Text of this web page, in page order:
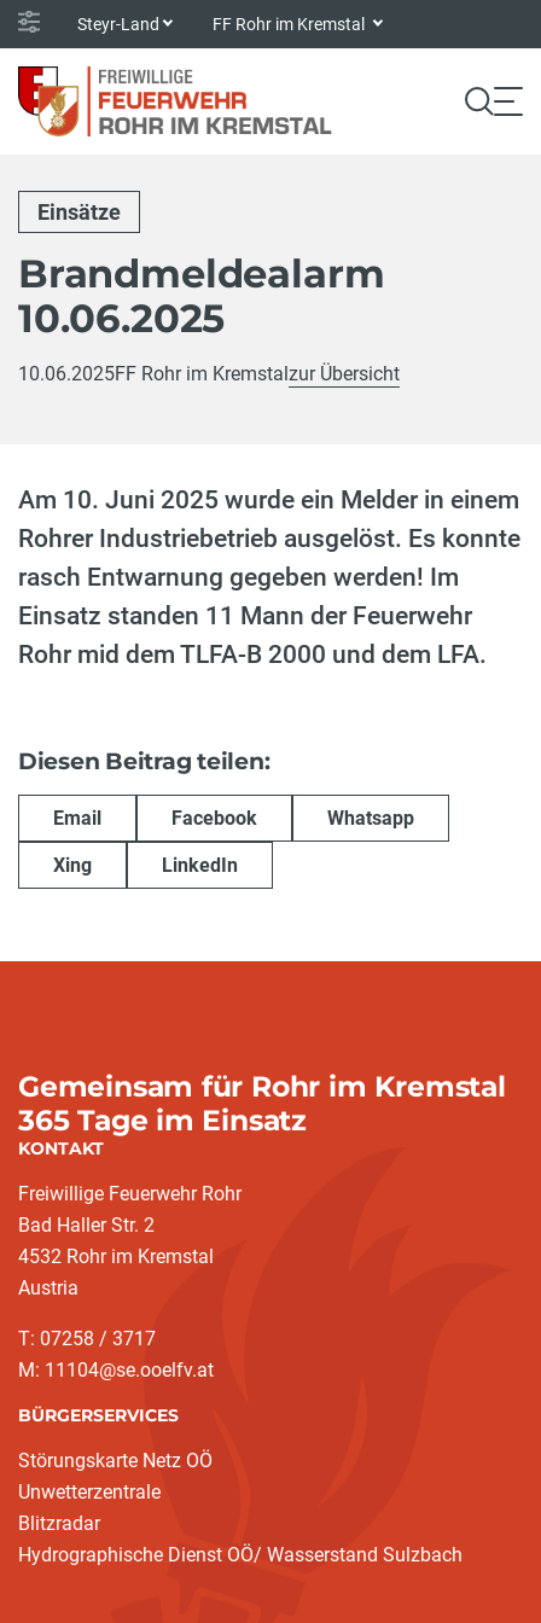
Steyr-Land FF Rohr im Kremstal
Einsätze
Brandmeldealarm
10.06.2025
10.06.2025FF Rohr im Kremstal zur Übersicht
Am 10. Juni 2025 wurde ein Melder in einem
Rohrer Industriebetrieb ausgelöst. Es konnte
rasch Entwarnung gegeben werden! Im
Einsatz standen 11 Mann der Feuerwehr
Rohr mid dem TLFA-B 2000 und dem LFA.
Diesen Beitrag teilen:
Email Facebook Whatsapp
Xing LinkedIn
Gemeinsam für Rohr im Kremstal
365 Tage im Einsatz
KONTAKT
Freiwillige Feuerwehr Rohr
Bad Haller Str. 2
4532 Rohr im Kremstal
Austria
T: 07258 / 3717
M: 11104@se.ooelfv.at
BÜRGERSERVICES
Störungskarte Netz OÖ
Unwetterzentrale
Blitzradar
Hydrographische Dienst OÖ/ Wasserstand Sulzbach